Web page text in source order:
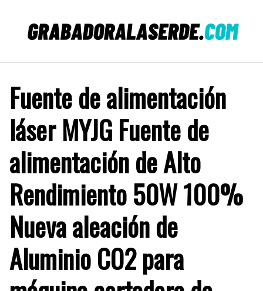
contenido
Fuente de alimentación
láser MYJG Fuente de
alimentación de Alto
Rendimiento 50W 100%
Nueva aleación de
Aluminio CO2 para